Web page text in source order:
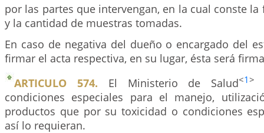
por las partes que intervengan, en la cual conste
y la cantidad de muestras tomadas.
En caso de negativa del dueño o encargado del
firmar el acta respectiva, en su lugar, ésta será
ARTICULO 574. El Ministerio de Salud<1>
condiciones especiales para el manejo,
productos que por su toxicidad o condiciones
así lo requieran.